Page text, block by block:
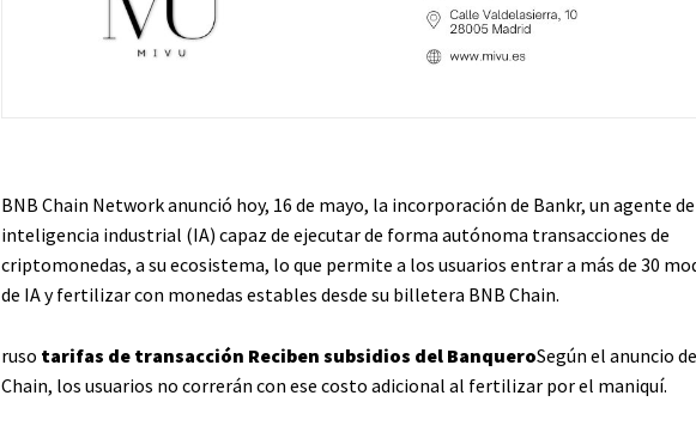
BNB Chain Network anunció hoy, 16 de mayo, la incorporación de Bankr, un agente de
inteligencia industrial (IA) capaz de ejecutar de forma autónoma transacciones de
criptomonedas, a su ecosistema, lo que permite a los usuarios entrar a más de 30
de IA y fertilizar con monedas estables desde su billetera BNB Chain.
ruso tarifas de transacción Reciben subsidios del BanqueroSegún el anuncio
Chain, los usuarios no correrán con ese costo adicional al fertilizar por el maniquí.